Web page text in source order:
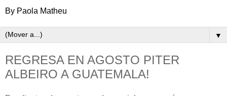
By Paola Matheu
▼
REGRESA EN AGOSTO PITER
ALBEIRO A GUATEMALA!